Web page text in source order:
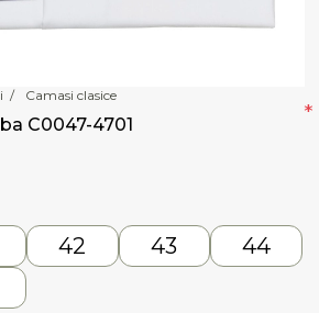
/ Camasi clasice
C0047-4701 *
42 43
44